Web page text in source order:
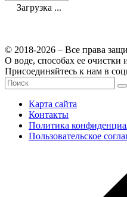
Загрузка ...
© 2018-2026 – Все права
О воде, способах ее очистки
Присоединяйтесь к нам в
Карта сайта
Контакты
Политика
Пользовательское